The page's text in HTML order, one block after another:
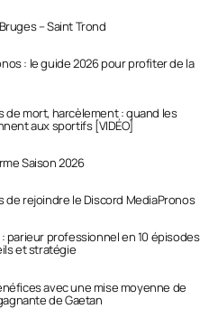
– Saint Trond
: le guide 2026 pour profiter de la
de mort, harcèlement : quand les
aux sportifs [VIDÉO]
Saison 2026
de rejoindre le Discord MediaPronos
parieur professionnel en 10 épisodes
et stratégie
avec une mise moyenne de
de Gaetan